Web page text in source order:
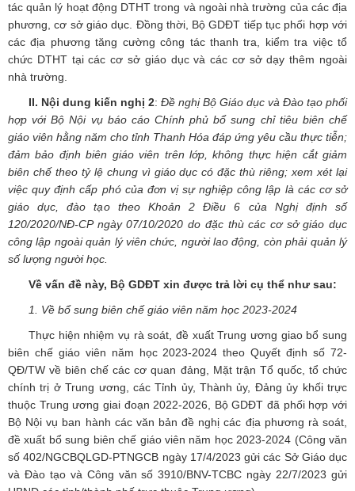
tác quản lý hoạt động DTHT trong và ngoài nhà trường của các địa
phương, cơ sở giáo dục. Đồng thời, Bộ GDĐT tiếp tục phối hợp với
các địa phương tăng cường công tác thanh tra, kiểm tra việc tổ
chức DTHT tại các cơ sở giáo dục và các cơ sở dạy thêm ngoài
nhà trường.
II. Nội dung kiến nghị 2: Đề nghị Bộ Giáo dục và Đào tạo phối
hợp với Bộ Nội vụ báo cáo Chính phủ bổ sung chỉ tiêu biên chế
giáo viên hằng năm cho tỉnh Thanh Hóa đáp ứng yêu cầu thực tiễn;
đảm bảo định biên giáo viên trên lớp, không thực hiện cắt giảm
biên chế theo tỷ lệ chung vì giáo dục có đặc thù riêng; xem xét lại
việc quy định cấp phó của đơn vị sự nghiệp công lập là các cơ sở
giáo dục, đào tạo theo Khoản 2 Điều 6 của Nghị định số
120/2020/NĐ-CP ngày 07/10/2020 do đặc thù các cơ sở giáo dục
công lập ngoài quản lý viên chức, người lao động, còn phải quản lý
số lượng người học.
Về vấn đề này, Bộ GDĐT xin được trả lời cụ thể như sau:
1. Về bổ sung biên chế giáo viên năm học 2023-2024
Thực hiện nhiệm vụ rà soát, đề xuất Trung ương giao bổ sung
biên chế giáo viên năm học 2023-2024 theo Quyết định số 72-
QĐ/TW về biên chế các cơ quan đảng, Mặt trận Tổ quốc, tổ chức
chính trị ở Trung ương, các Tỉnh ủy, Thành ủy, Đảng ủy khối trực
thuộc Trung ương giai đoạn 2022-2026, Bộ GDĐT đã phối hợp với
Bộ Nội vụ ban hành các văn bản đề nghị các địa phương rà soát,
đề xuất bổ sung biên chế giáo viên năm học 2023-2024 (Công văn
số 402/NGCBQLGD-PTNGCB ngày 17/4/2023 gửi các Sở Giáo dục
và Đào tạo và Công văn số 3910/BNV-TCBC ngày 22/7/2023 gửi